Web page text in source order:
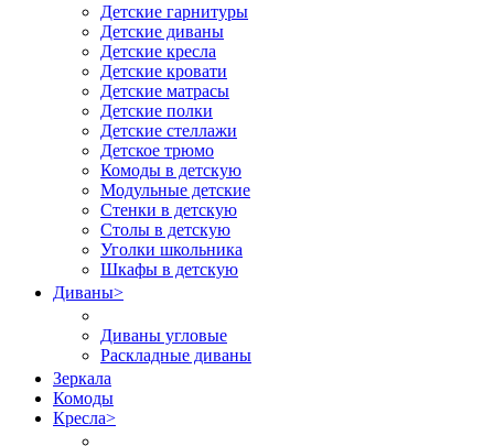
Детские гарнитуры
Детские диваны
Детские кресла
Детские кровати
Детские матрасы
Детские полки
Детские стеллажи
Детское трюмо
Комоды в детскую
Модульные детские
Стенки в детскую
Столы в детскую
Уголки школьника
Шкафы в детскую
Диваны>
Диваны угловые
Раскладные диваны
Зеркала
Комоды
Кресла>